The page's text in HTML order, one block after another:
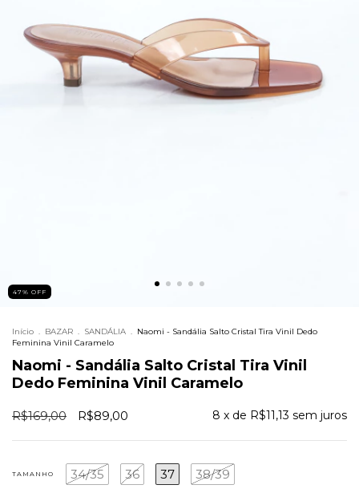
47% OFF
Início . BAZAR . SANDÁLIA . Naomi - Sandália Salto Cristal Tira Vinil Dedo
Feminina Vinil Caramelo
Naomi - Sandália Salto Cristal Tira Vinil
Dedo Feminina Vinil Caramelo
R$169,00 R$89,00 8 x de R$11,13 sem juros
TAMANHO 34/35 36 37 38/39